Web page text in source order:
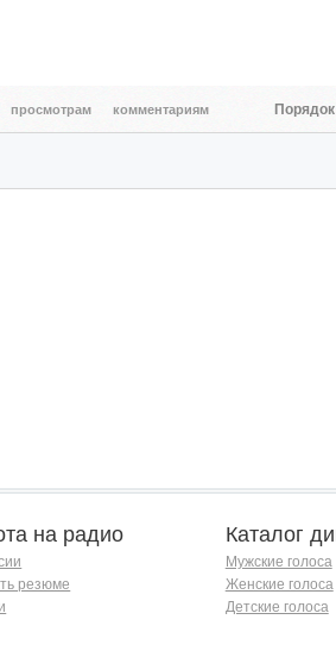
просмотрам комментариям Порядок
на радио
резюме
Каталог
Мужские голоса
Женские голоса
Детские голоса